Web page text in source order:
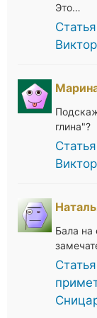
Это…
глина"?
Бала на